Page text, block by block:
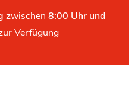
zwischen 8:00 Uhr und
Verfügung